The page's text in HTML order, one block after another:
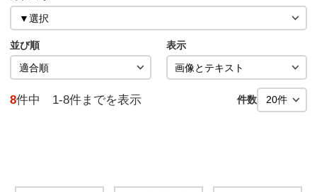
並び順 表示
8件中 1-8件までを表示 件数